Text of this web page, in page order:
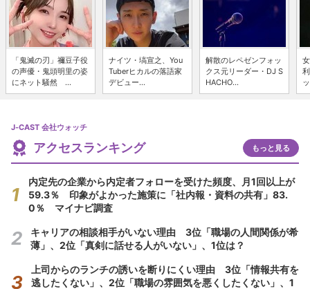
「鬼滅の刃」禰豆子役
の声優・鬼頭明里の姿
にネット騒然 ...
ナイツ・塙宣之、You
Tuberヒカルの落語家
デビュー...
解散のレペゼンフォッ
クス元リーダー・DJ S
HACHO...
J-CAST 会社ウォッチ
アクセスランキング もっと見る
内定先の企業から内定者フォローを受けた頻度、月1回以上が
59.3％ 印象がよかった施策に「社内報・資料の共有」83.
0％ マイナビ調査
キャリアの相談相手がいない理由 3位「職場の人間関係が希
薄」、2位「真剣に話せる人がいない」、1位は？
上司からのランチの誘いを断りにくい理由 3位「情報共有を
逃したくない」、2位「職場の雰囲気を悪くしたくない」、1